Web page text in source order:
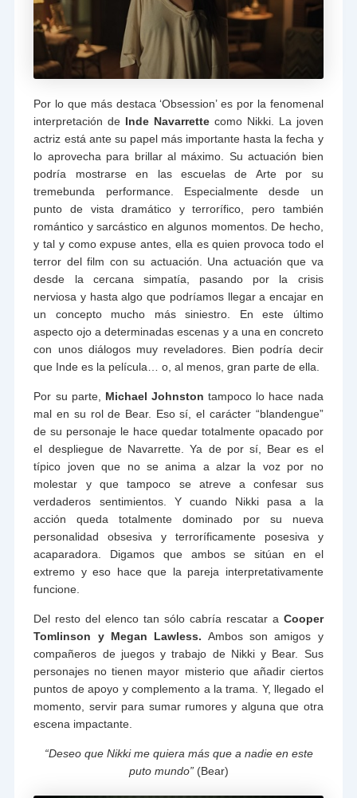
Por lo que más destaca ‘Obsession’ es por la fenomenal
interpretación de Inde Navarrette como Nikki. La joven
actriz está ante su papel más importante hasta la fecha y
lo aprovecha para brillar al máximo. Su actuación bien
podría mostrarse en las escuelas de Arte por su
tremebunda performance. Especialmente desde un
punto de vista dramático y terrorífico, pero también
romántico y sarcástico en algunos momentos. De hecho,
y tal y como expuse antes, ella es quien provoca todo el
terror del film con su actuación. Una actuación que va
desde la cercana simpatía, pasando por la crisis
nerviosa y hasta algo que podríamos llegar a encajar en
un concepto mucho más siniestro. En este último
aspecto ojo a determinadas escenas y a una en concreto
con unos diálogos muy reveladores. Bien podría decir
que Inde es la película… o, al menos, gran parte de ella.
Por su parte, Michael Johnston tampoco lo hace nada
mal en su rol de Bear. Eso sí, el carácter “blandengue”
de su personaje le hace quedar totalmente opacado por
el despliegue de Navarrette. Ya de por sí, Bear es el
típico joven que no se anima a alzar la voz por no
molestar y que tampoco se atreve a confesar sus
verdaderos sentimientos. Y cuando Nikki pasa a la
acción queda totalmente dominado por su nueva
personalidad obsesiva y terroríficamente posesiva y
acaparadora. Digamos que ambos se sitúan en el
extremo y eso hace que la pareja interpretativamente
funcione.
Del resto del elenco tan sólo cabría rescatar a Cooper
Tomlinson y Megan Lawless. Ambos son amigos y
compañeros de juegos y trabajo de Nikki y Bear. Sus
personajes no tienen mayor misterio que añadir ciertos
puntos de apoyo y complemento a la trama. Y, llegado el
momento, servir para sumar rumores y alguna que otra
escena impactante.
“Deseo que Nikki me quiera más que a nadie en este
puto mundo”(Bear)